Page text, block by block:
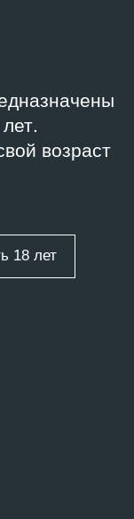
возраст
18 лет